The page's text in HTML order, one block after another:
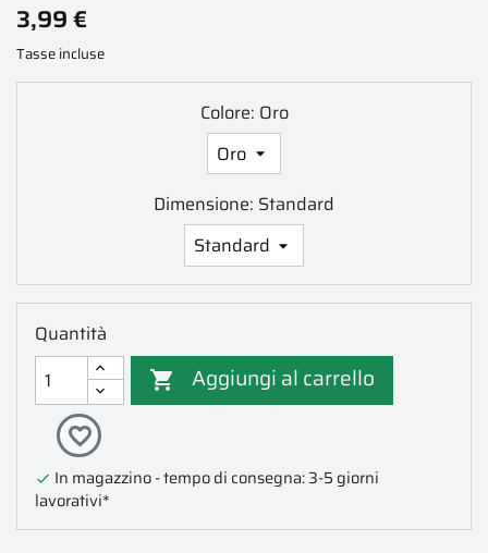
3,99 €
Tasse incluse
Colore: Oro
Dimensione: Standard
Quantità
 Aggiungi al carrello
favorite_border
 In magazzino - tempo di consegna: 3-5 giorni
lavorativi*